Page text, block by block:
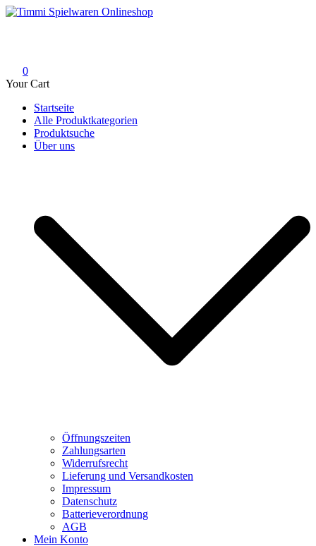
Skip
0
Your Cart
Startseite
Alle Produktkategorien
Produktsuche
Über uns
Öffnungszeiten
Zahlungsarten
Widerrufsrecht
Lieferung und Versandkosten
Impressum
Datenschutz
Batterieverordnung
AGB
Mein Konto